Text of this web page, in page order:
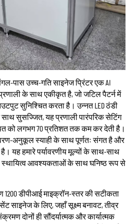
पास उच्च-गति साइनेज प्रिंटर एक AI
के साथ एकीकृत है, जो जटिल पैटर्न में
सुनिश्चित करता है। उन्नत LED ठंडी
सुसज्जित, यह प्रणाली पारंपरिक सेटिंग
को लगभग 70 प्रतिशत तक कम कर देती है।
अनुकूल स्याही के साथ पूर्णतः संगत है और
है। यह हमारे पर्यावरणीय मूल्यों के साथ-साथ
स्थायित्व आवश्यकताओं के साथ घनिष्ठ रूप से
डीपीआई माइक्रॉन-स्तर की सटीकता
साइनेज के लिए, जहाँ सूक्ष्म बनावट, तीव्र
दोनों ही सौंदर्यात्मक और कार्यात्मक